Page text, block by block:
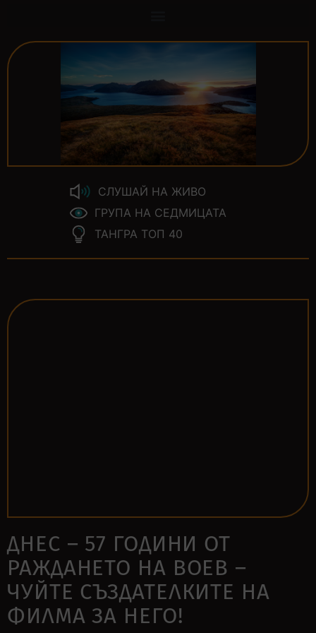
СЛУШАЙ НА ЖИВО
ГРУПА НА СЕДМИЦАТА
ТАНГРА ТОП 40
ДНЕС – 57 ГОДИНИ ОТ
РАЖДАНЕТО НА ВОЕВ –
ЧУЙТЕ СЪЗДАТЕЛКИТЕ НА
ФИЛМА ЗА НЕГО!